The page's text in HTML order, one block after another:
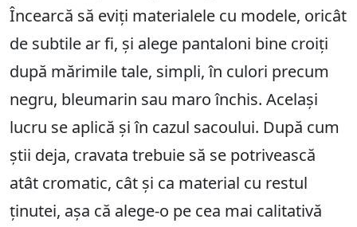
Încearcă să eviți materialele cu modele, oricât
de subtile ar fi, și alege pantaloni bine croiți
după mărimile tale, simpli, în culori precum
negru, bleumarin sau maro închis. Același
lucru se aplică și în cazul sacoului. După cum
știi deja, cravata trebuie să se potrivească
atât cromatic, cât și ca material cu restul
ținutei, așa că alege-o pe cea mai calitativă